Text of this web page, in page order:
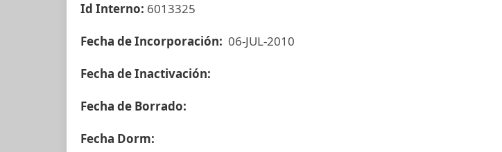
Id Interno: 6013325
Fecha de Incorporación: 06-JUL-2010
Fecha de Inactivación:
Fecha de Borrado:
Fecha Dorm: